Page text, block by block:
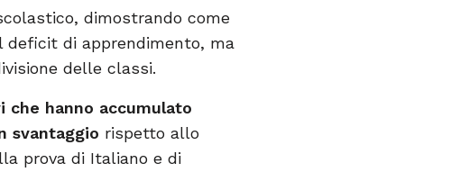
dimostrando come
deficit di apprendimento, ma
delle classi.
che hanno accumulato
svantaggio rispetto allo
prova di Italiano e di